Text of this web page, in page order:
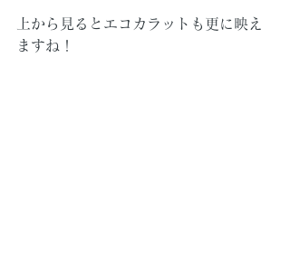
上から見るとエコカラットも更に映え
ますね！